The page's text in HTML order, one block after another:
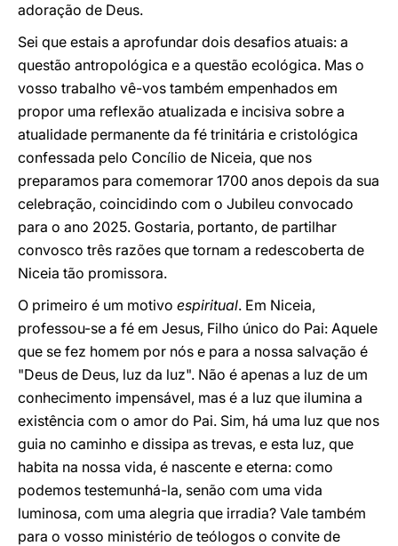
adoração de Deus.
Sei que estais a aprofundar dois desafios atuais: a
questão antropológica e a questão ecológica. Mas o
vosso trabalho vê-vos também empenhados em
propor uma reflexão atualizada e incisiva sobre a
atualidade permanente da fé trinitária e cristológica
confessada pelo Concílio de Niceia, que nos
preparamos para comemorar 1700 anos depois da sua
celebração, coincidindo com o Jubileu convocado
para o ano 2025. Gostaria, portanto, de partilhar
convosco três razões que tornam a redescoberta de
Niceia tão promissora.
O primeiro é um motivo espiritual. Em Niceia,
professou-se a fé em Jesus, Filho único do Pai: Aquele
que se fez homem por nós e para a nossa salvação é
"Deus de Deus, luz da luz". Não é apenas a luz de um
conhecimento impensável, mas é a luz que ilumina a
existência com o amor do Pai. Sim, há uma luz que nos
guia no caminho e dissipa as trevas, e esta luz, que
habita na nossa vida, é nascente e eterna: como
podemos testemunhá-la, senão com uma vida
luminosa, com uma alegria que irradia? Vale também
para o vosso ministério de teólogos o convite de